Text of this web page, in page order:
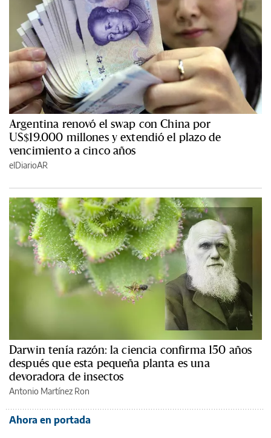
Argentina renovó el swap con China por
US$19.000 millones y extendió el plazo de
vencimiento a cinco años
elDiarioAR
Darwin tenía razón: la ciencia confirma 150 años
después que esta pequeña planta es una
devoradora de insectos
Antonio Martínez Ron
Ahora en portada